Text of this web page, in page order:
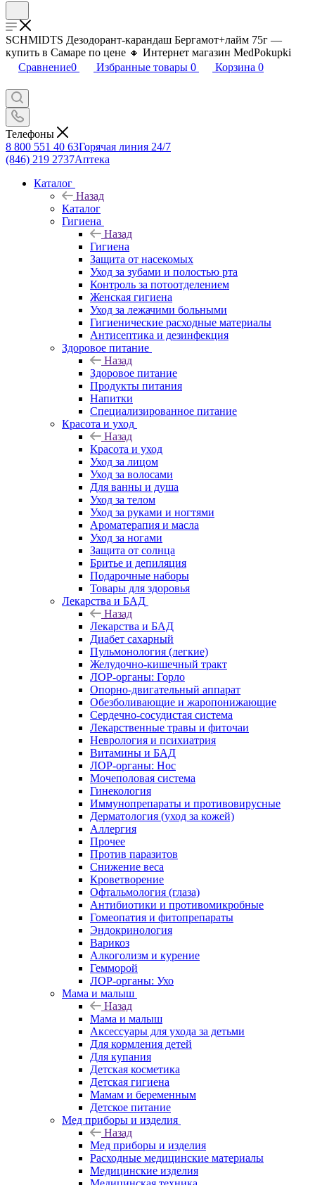
SCHMIDTS Дезодорант-карандаш Бергамот+лайм 75г —
купить в Самаре по цене 🔸 Интернет магазин MedPokupki
Сравнение0 Избранные товары 0 Корзина 0
Телефоны
8 800 551 40 63Горячая линия 24/7
(846) 219 2737Аптека
Каталог
Назад
Каталог
Гигиена
Назад
Гигиена
Защита от насекомых
Уход за зубами и полостью рта
Контроль за потоотделением
Женская гигиена
Уход за лежачими больными
Гигиенические расходные материалы
Антисептика и дезинфекция
Здоровое питание
Назад
Здоровое питание
Продукты питания
Напитки
Специализированное питание
Красота и уход
Назад
Красота и уход
Уход за лицом
Уход за волосами
Для ванны и душа
Уход за телом
Уход за руками и ногтями
Ароматерапия и масла
Уход за ногами
Защита от солнца
Бритье и депиляция
Подарочные наборы
Товары для здоровья
Лекарства и БАД
Назад
Лекарства и БАД
Диабет сахарный
Пульмонология (легкие)
Желудочно-кишечный тракт
ЛОР-органы: Горло
Опорно-двигательный аппарат
Обезболивающие и жаропонижающие
Сердечно-сосудистая система
Лекарственные травы и фиточаи
Неврология и психиатрия
Витамины и БАД
ЛОР-органы: Нос
Мочеполовая система
Гинекология
Иммунопрепараты и противовирусные
Дерматология (уход за кожей)
Аллергия
Прочее
Против паразитов
Снижение веса
Кроветворение
Офтальмология (глаза)
Антибиотики и противомикробные
Гомеопатия и фитопрепараты
Эндокринология
Варикоз
Алкоголизм и курение
Гемморой
ЛОР-органы: Ухо
Мама и малыш
Назад
Мама и малыш
Аксессуары для ухода за детьми
Для кормления детей
Для купания
Детская косметика
Детская гигиена
Мамам и беременным
Детское питание
Мед приборы и изделия
Назад
Мед приборы и изделия
Расходные медицинские материалы
Медицинские изделия